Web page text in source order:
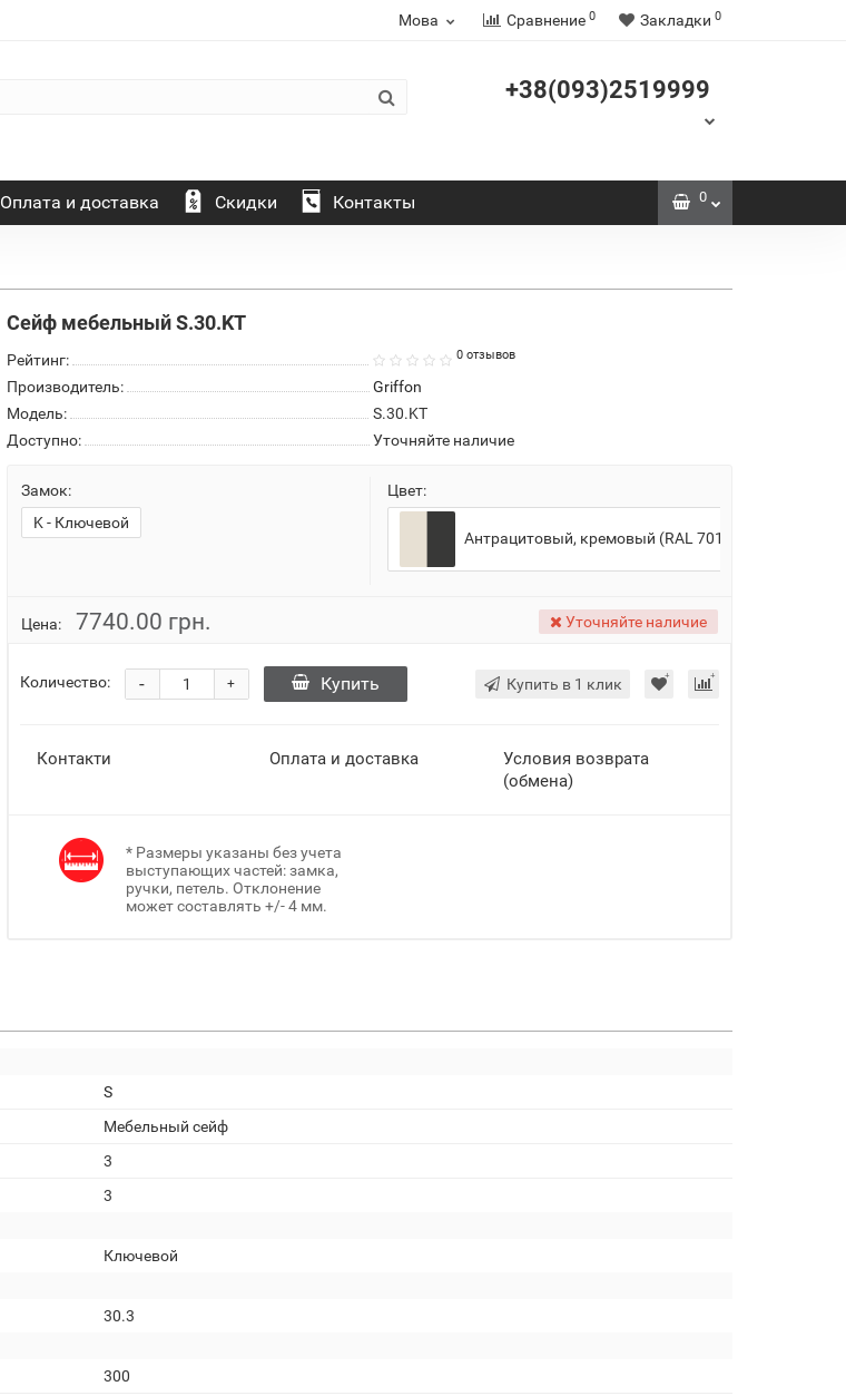
Мова Сравнение 0 Закладки 0
+38(093)2519999
Оплата и доставка Скидки Контакты 0
Сейф мебельный S.30.KT
Рейтинг: 0 отзывов
Производитель:
Griffon
Модель:
S.30.KT
Доступно:
Уточняйте наличие
Замок:
K - Ключевой
Цвет:
Антрацитовый, кремовый (RAL 7016, RAL 9001)
Цена: 7740.00 грн. Уточняйте наличие
Количество: +
- Купить Купить в 1 клик
Контакти Оплата и доставка
Условия возврата
(обмена)
* Размеры указаны без учета
выступающих частей: замка,
ручки, петель. Отклонение
может составлять +/- 4 мм.
S
Мебельный сейф
3
3
Ключевой
30.3
300